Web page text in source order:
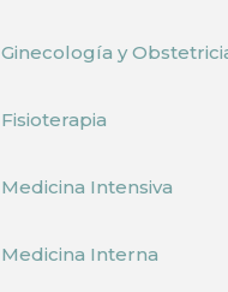
Ginecología y
Fisioterapia
Medicina Intensiva
Medicina Interna